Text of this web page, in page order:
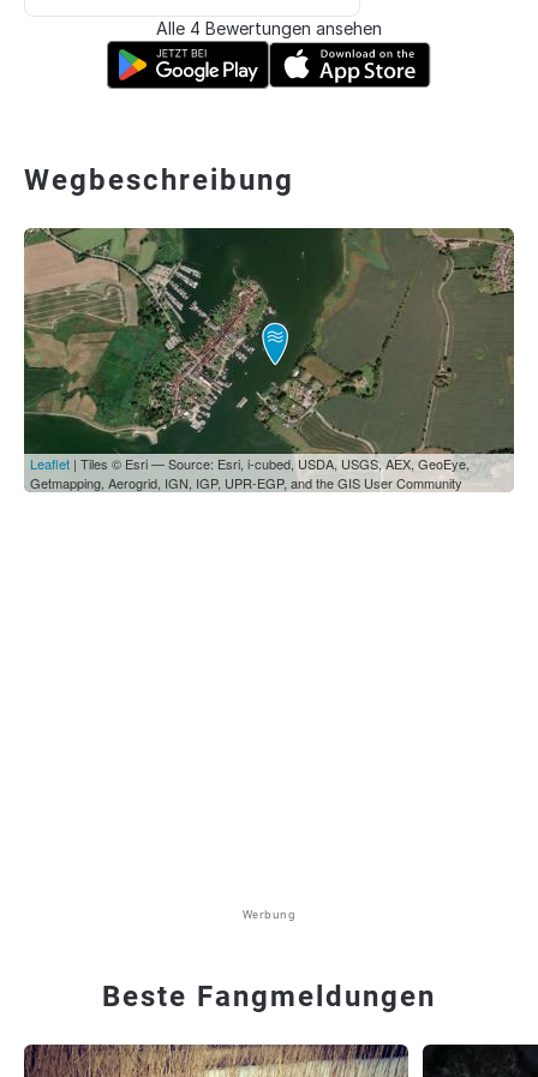
Alle 4 Bewertungen ansehen
Wegbeschreibung
Leaflet | Tiles © Esri — Source: Esri, i-cubed, USDA, USGS, AEX, GeoEye,
Getmapping, Aerogrid, IGN, IGP, UPR-EGP, and the GIS User Community
Werbung
Beste Fangmeldungen